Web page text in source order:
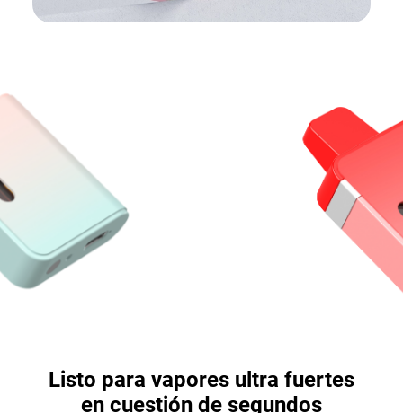
Listo para vapores ultra fuertes
en cuestión de segundos